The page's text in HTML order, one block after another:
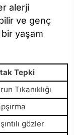
alerji
ve genç
yaşam
Tepki
Tıkanıklığı
gözler